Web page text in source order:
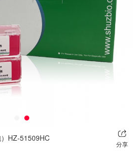
HZ-51509HC
分享